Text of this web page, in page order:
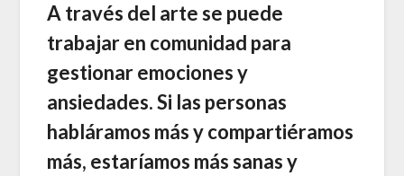
A través del arte se puede
trabajar en comunidad para
gestionar emociones y
ansiedades. Si las personas
habláramos más y compartiéramos
más, estaríamos más sanas y